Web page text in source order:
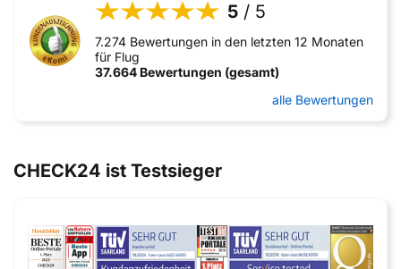
5 / 5
7.274 Bewertungen in den letzten 12 Monaten
für Flug
37.664 Bewertungen (gesamt)
alle Bewertungen
CHECK24 ist Testsieger